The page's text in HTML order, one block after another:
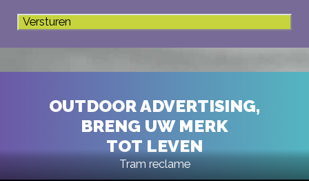
Tram reclame
OUTDOOR ADVERTISING,
BRENG UW MERK
TOT LEVEN